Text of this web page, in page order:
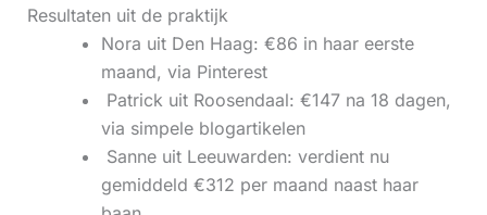
Resultaten uit de praktijk
Nora uit Den Haag: €86 in haar eerste
maand, via Pinterest
‍ Patrick uit Roosendaal: €147 na 18 dagen,
via simpele blogartikelen
‍ Sanne uit Leeuwarden: verdient nu
gemiddeld €312 per maand naast haar